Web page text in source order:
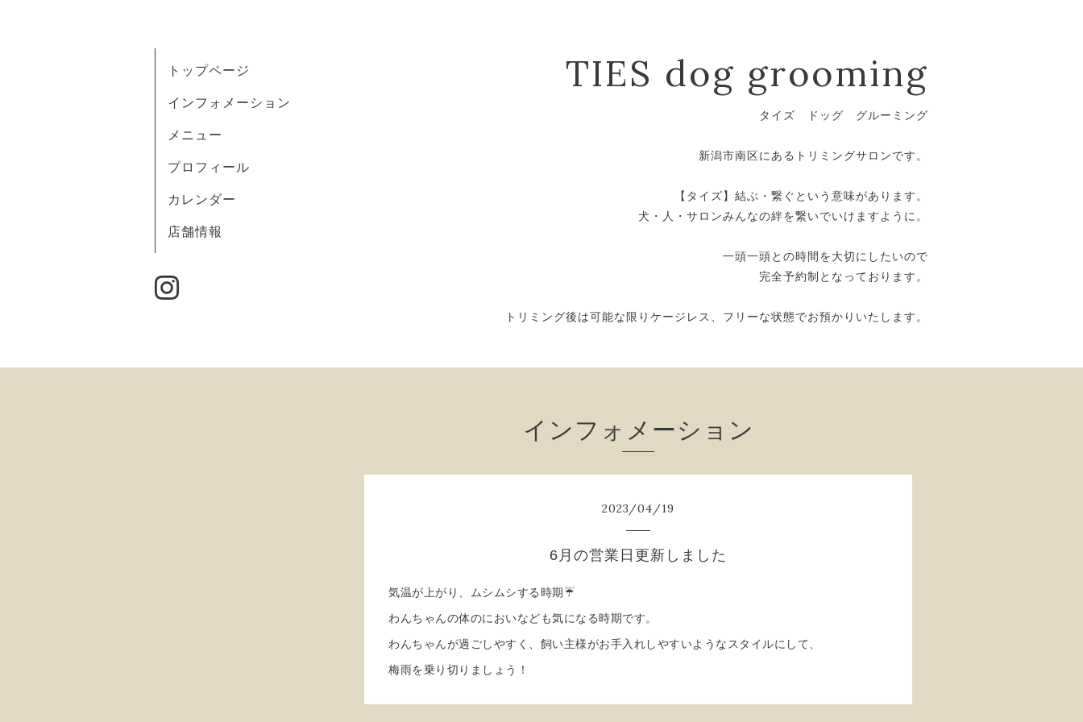
TIES dog grooming
タイズ ドッグ グルーミング
新潟市南区にあるトリミングサロンです。
【タイズ】結ぶ・繋ぐという意味があります。
犬・人・サロンみんなの絆を繋いでいけますように。
一頭一頭との時間を大切にしたいので
完全予約制となっております。
トリミング後は可能な限りケージレス、フリーな状態でお預かりいたします。
トップページ
インフォメーション
メニュー
プロフィール
カレンダー
店舗情報
インフォメーション
2023/04/19
6月の営業日更新しました
気温が上がり、ムシムシする時期☔
わんちゃんの体のにおいなども気になる時期です。
わんちゃんが過ごしやすく、飼い主様がお手入れしやすいようなスタイルにして、
梅雨を乗り切りましょう！